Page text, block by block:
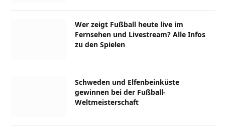
Wer zeigt Fußball heute live im
Fernsehen und Livestream? Alle Infos
zu den Spielen
Schweden und Elfenbeinküste
gewinnen bei der Fußball-
Weltmeisterschaft